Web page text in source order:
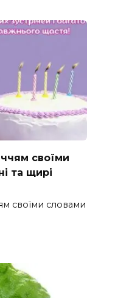
своїми
та щирі
своїми словами